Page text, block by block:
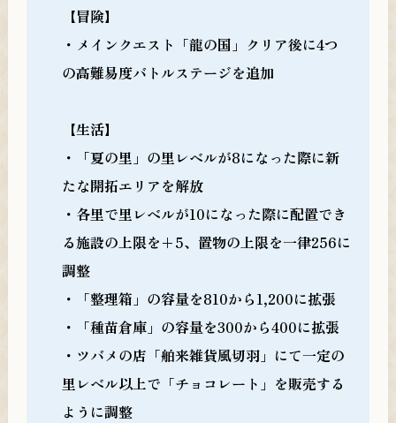
【冒険】
・メインクエスト「龍の国」クリア後に4つ
の高難易度バトルステージを追加
【生活】
・「夏の里」の里レベルが8になった際に新
たな開拓エリアを解放
・各里で里レベルが10になった際に配置でき
る施設の上限を+5、置物の上限を一律256に
調整
・「整理箱」の容量を810から1,200に拡張
・「種苗倉庫」の容量を300から400に拡張
・ツバメの店「舶来雑貨風切羽」にて一定の
里レベル以上で「チョコレート」を販売する
ように調整